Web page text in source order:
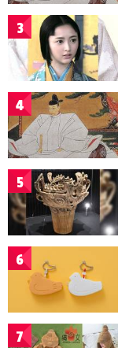
3
4
5
6
7